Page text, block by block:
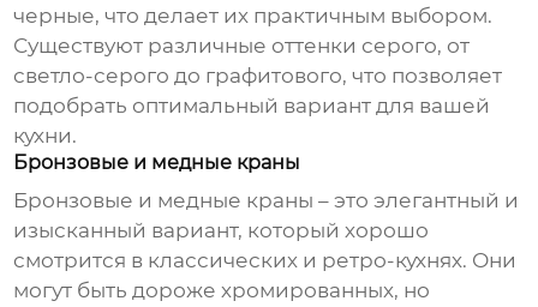
черные, что делает их практичным выбором.
Существуют различные оттенки серого, от
светло-серого до графитового, что позволяет
подобрать оптимальный вариант для вашей
кухни.
Бронзовые и медные краны
Бронзовые и медные краны – это элегантный и
изысканный вариант, который хорошо
смотрится в классических и ретро-кухнях. Они
могут быть дороже хромированных, но